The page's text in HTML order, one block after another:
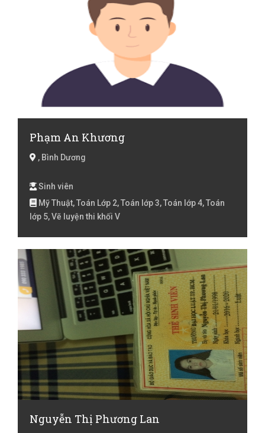
Phạm An Khương
, Bình Dương
Sinh viên
Mỹ Thuật, Toán Lớp 2, Toán lớp 3, Toán lớp 4, Toán
lớp 5, Vẽ luyện thi khối V
Nguyễn Thị Phương Lan